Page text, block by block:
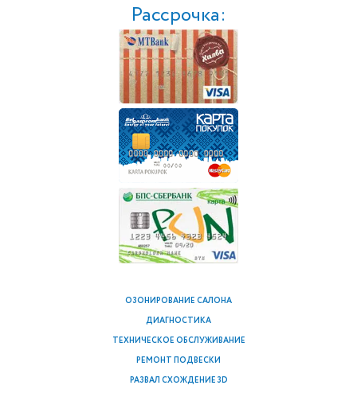
Рассрочка:
ОЗОНИРОВАНИЕ САЛОНА
ДИАГНОСТИКА
ТЕХНИЧЕСКОЕ ОБСЛУЖИВАНИЕ
РЕМОНТ ПОДВЕСКИ
РАЗВАЛ СХОЖДЕНИЕ 3D